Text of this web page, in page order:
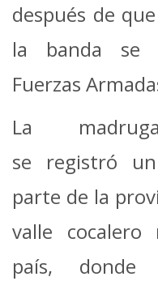
después de
la banda se
Fuerzas
La
se registró
parte de la
valle
país,